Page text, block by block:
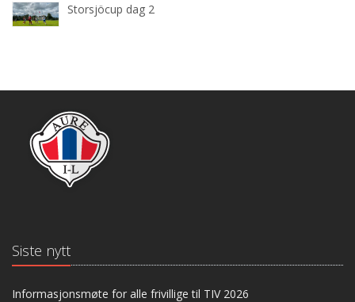
Storsjöcup dag 2
Siste nytt
Informasjonsmøte for alle frivillige til TIV 2026